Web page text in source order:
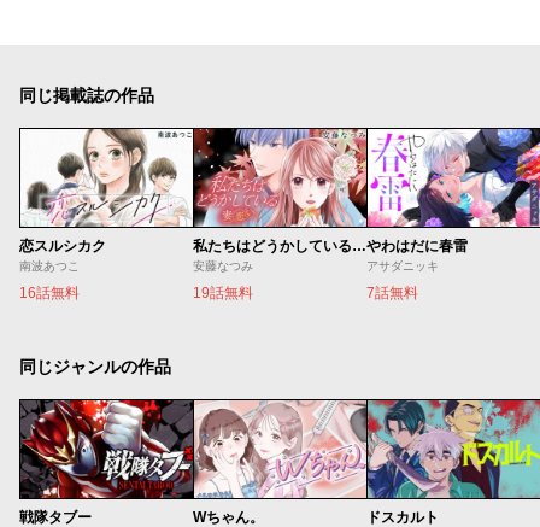
同じ掲載誌の作品
恋スルシカク
南波あつこ
16話無料
私たちはどうかしている 妻恋い
安藤なつみ
19話無料
やわはだに春雷
アサダニッキ
7話無料
同じジャンルの作品
戦隊タブー Wちゃん。 ドスカルト